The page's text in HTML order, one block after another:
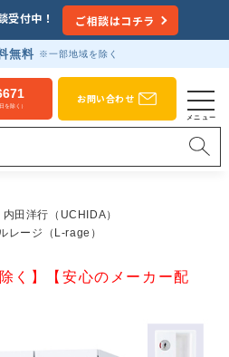
受付中！ ご相談はコチラ
無料 ※一部地域を除く
を除く）
お問い合わせ
内田洋行（UCHIDA）
レージ（L-rage）
く】【安心のメーカー配